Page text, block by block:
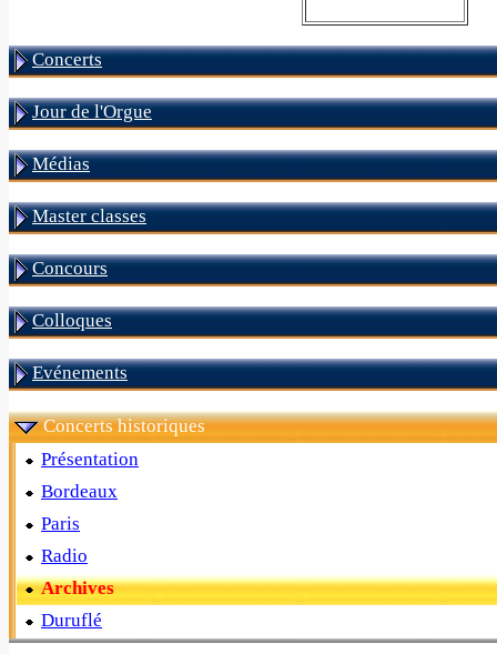
Concerts
Jour de l'Orgue
Médias
Master classes
Concours
Colloques
Evénements
Concerts historiques
Présentation
Bordeaux
Paris
Radio
Archives
Duruflé